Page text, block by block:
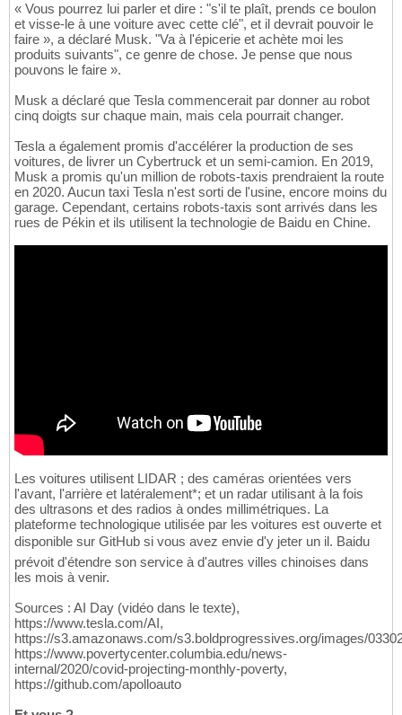
« Vous pourrez lui parler et dire : "s'il te plaît, prends ce boulon
et visse-le à une voiture avec cette clé", et il devrait pouvoir le
faire », a déclaré Musk. "Va à l'épicerie et achète moi les
produits suivants", ce genre de chose. Je pense que nous
pouvons le faire ».
Musk a déclaré que Tesla commencerait par donner au robot
cinq doigts sur chaque main, mais cela pourrait changer.
Tesla a également promis d'accélérer la production de ses
voitures, de livrer un Cybertruck et un semi-camion. En 2019,
Musk a promis qu'un million de robots-taxis prendraient la route
en 2020. Aucun taxi Tesla n'est sorti de l'usine, encore moins du
garage. Cependant, certains robots-taxis sont arrivés dans les
rues de Pékin et ils utilisent la technologie de Baidu en Chine.
Les voitures utilisent LIDAR ; des caméras orientées vers
l'avant, l'arrière et latéralement*; et un radar utilisant à la fois
des ultrasons et des radios à ondes millimétriques. La
plateforme technologique utilisée par les voitures est ouverte et
disponible sur GitHub si vous avez envie d'y jeter un il. Baidu
prévoit d'étendre son service à d'autres villes chinoises dans
les mois à venir.
Sources : AI Day (vidéo dans le texte),
https://www.tesla.com/AI,
https://s3.amazonaws.com/s3.boldprogressives.org/images/
https://www.povertycenter.columbia.edu/news-
internal/2020/covid-projecting-monthly-poverty,
https://github.com/apolloauto